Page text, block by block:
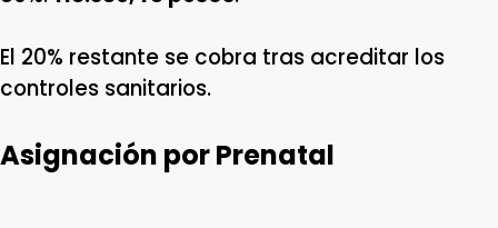
El 20% restante se cobra tras acreditar los
controles sanitarios.
Asignación por Prenatal